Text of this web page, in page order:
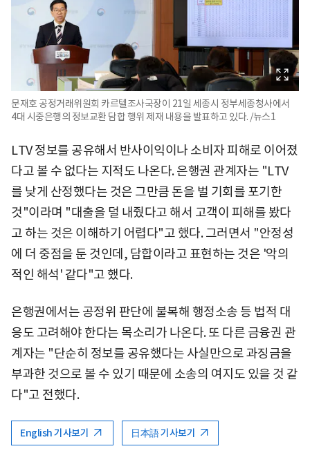
문재호 공정거래위원회 카르텔조사국장이 21일 세종시 정부세종청사에서
4대 시중은행의 정보교환 담합 행위 제재 내용을 발표하고 있다. /뉴스1
LTV 정보를 공유해서 반사이익이나 소비자 피해로 이어졌
다고 볼 수 없다는 지적도 나온다. 은행권 관계자는 "LTV
를 낮게 산정했다는 것은 그만큼 돈을 벌 기회를 포기한
것"이라며 "대출을 덜 내줬다고 해서 고객이 피해를 봤다
고 하는 것은 이해하기 어렵다"고 했다. 그러면서 "안정성
에 더 중점을 둔 것인데, 담합이라고 표현하는 것은 '악의
적인 해석' 같다"고 했다.
은행권에서는 공정위 판단에 불복해 행정소송 등 법적 대
응도 고려해야 한다는 목소리가 나온다. 또 다른 금융권 관
계자는 "단순히 정보를 공유했다는 사실만으로 과징금을
부과한 것으로 볼 수 있기 때문에 소송의 여지도 있을 것 같
다"고 전했다.
English 기사보기 日本語 기사보기